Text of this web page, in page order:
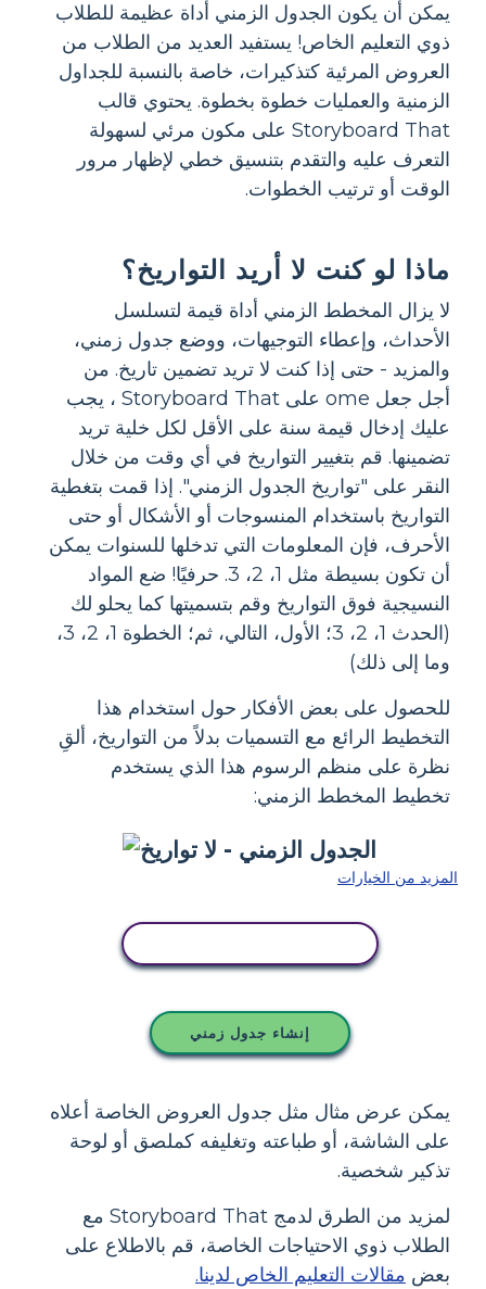
يمكن أن يكون الجدول الزمني أداة عظيمة للطلاب
ذوي التعليم الخاص! يستفيد العديد من الطلاب من
العروض المرئية كتذكيرات، خاصة بالنسبة للجداول
الزمنية والعمليات خطوة بخطوة. يحتوي قالب
Storyboard That على مكون مرئي لسهولة
التعرف عليه والتقدم بتنسيق خطي لإظهار مرور
الوقت أو ترتيب الخطوات.
ماذا لو كنت لا أريد التواريخ؟
لا يزال المخطط الزمني أداة قيمة لتسلسل
الأحداث، وإعطاء التوجيهات، ووضع جدول زمني،
والمزيد - حتى إذا كنت لا تريد تضمين تاريخ. من
أجل جعل ome على Storyboard That ، يجب
عليك إدخال قيمة سنة على الأقل لكل خلية تريد
تضمينها. قم بتغيير التواريخ في أي وقت من خلال
النقر على "تواريخ الجدول الزمني". إذا قمت بتغطية
التواريخ باستخدام المنسوجات أو الأشكال أو حتى
الأحرف، فإن المعلومات التي تدخلها للسنوات يمكن
أن تكون بسيطة مثل 1، 2، 3. حرفيًا! ضع المواد
النسيجية فوق التواريخ وقم بتسميتها كما يحلو لك
(الحدث 1، 2، 3؛ الأول، التالي، ثم؛ الخطوة 1، 2، 3،
وما إلى ذلك)
للحصول على بعض الأفكار حول استخدام هذا
التخطيط الرائع مع التسميات بدلاً من التواريخ، ألقِ
نظرة على منظم الرسوم هذا الذي يستخدم
تخطيط المخطط الزمني:
المزيد من الخيارات
إنشاء جدول زمني
يمكن عرض مثال مثل جدول العروض الخاصة أعلاه
على الشاشة، أو طباعته وتغليفه كملصق أو لوحة
تذكير شخصية.
لمزيد من الطرق لدمج Storyboard That مع
الطلاب ذوي الاحتياجات الخاصة، قم بالاطلاع على
بعض مقالات التعليم الخاص لدينا.